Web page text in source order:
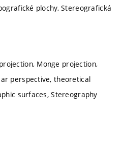
plochy, Stereografická
Monge projection,
perspective, theoretical
surfaces, Stereography